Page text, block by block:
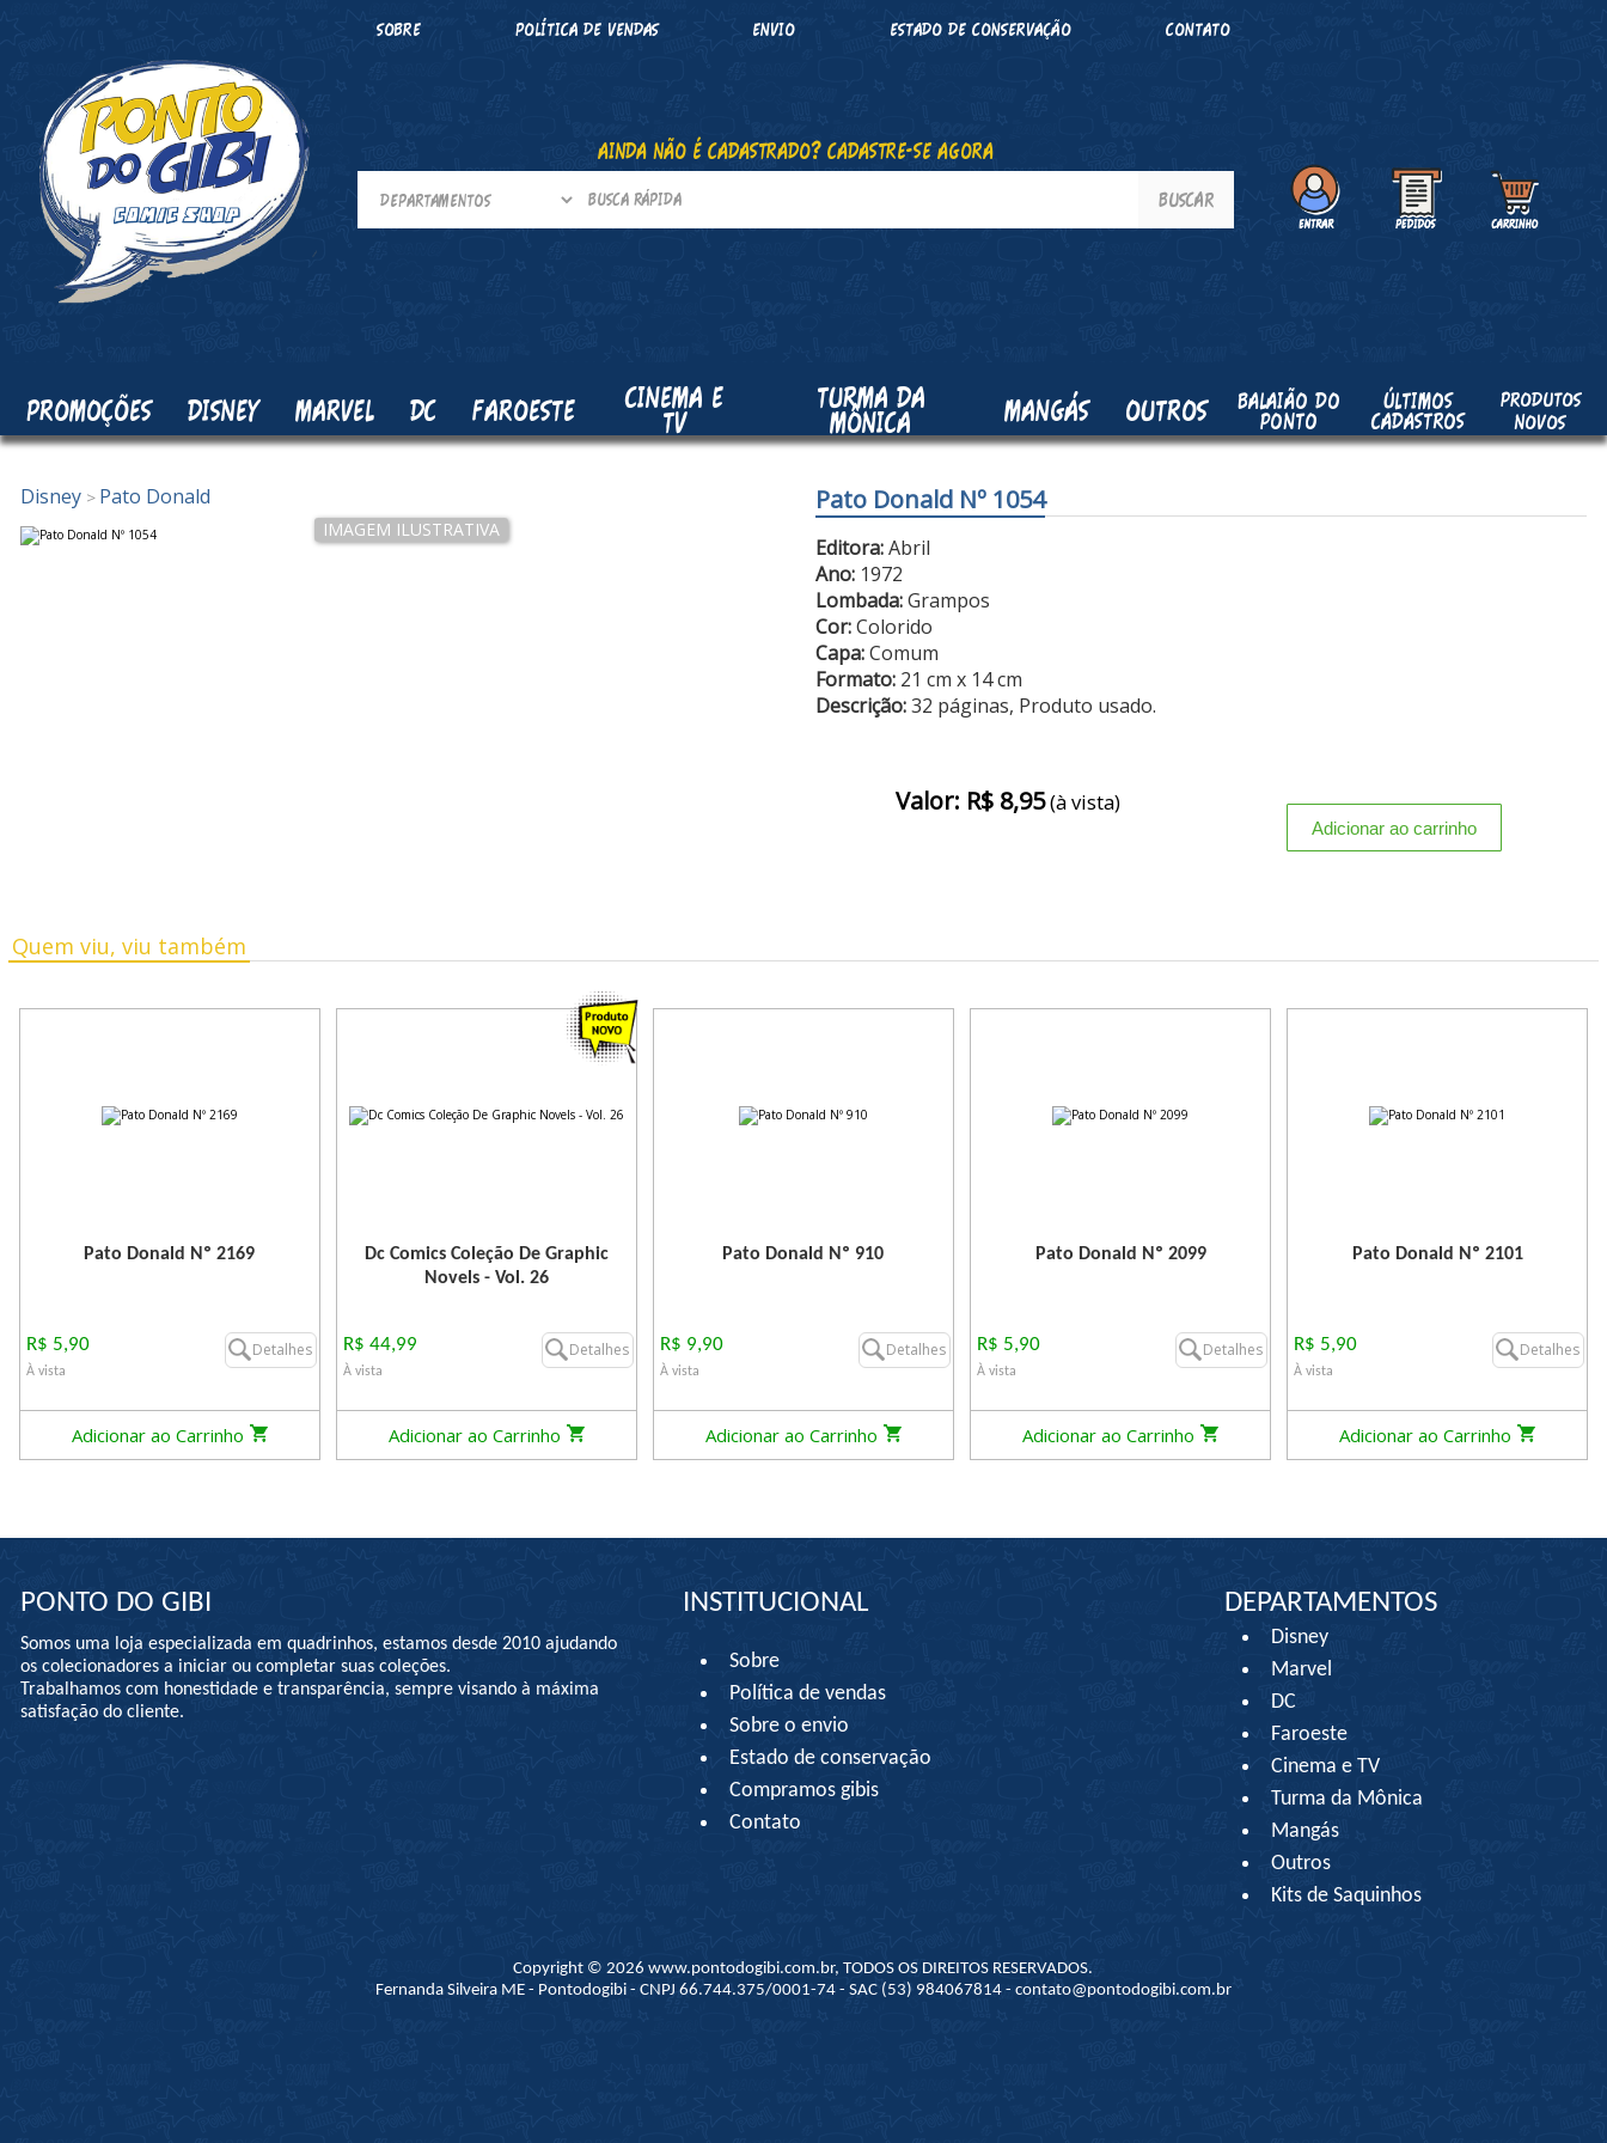
SOBRE POLÍTICA DE VENDAS ENVIO ESTADO DE CONSERVAÇÃO CONTATO
AINDA NÃO É CADASTRADO? CADASTRE-SE AGORA
PROMOÇÕES DISNEY MARVEL DC FAROESTE CINEMA E
TV
TURMA DA
MÔNICA MANGÁS OUTROS BALAIÃO DO
PONTO
ÚLTIMOS
CADASTROS
PRODUTOS
NOVOS
Disney > Pato Donald Pato Donald Nº 1054
Editora:Abril
Ano:1972
Lombada:Grampos
Cor:Colorido
Capa:Comum
Formato:21 cm x 14 cm
Descrição:32 páginas, Produto usado.
Valor: R$ 8,95(à vista)
Quem viu, viu também
Pato Donald Nº 2169
R$ 5,90
À vista
Detalhes
Adicionar ao Carrinho
Dc Comics Coleção De Graphic
Novels - Vol. 26
R$ 44,99
À vista
Detalhes
Adicionar ao Carrinho
Pato Donald Nº 910
R$ 9,90
À vista
Detalhes
Adicionar ao Carrinho
Pato Donald Nº 2099
R$ 5,90
À vista
Detalhes
Adicionar ao Carrinho
Pato Donald Nº 2101
R$ 5,90
À vista
Detalhes
Adicionar ao Carrinho
PONTO DO GIBI
Somos uma loja especializada em quadrinhos, estamos desde 2010 ajudando
os colecionadores a iniciar ou completar suas coleções.
Trabalhamos com honestidade e transparência, sempre visando à máxima
satisfação do cliente.
INSTITUCIONAL
Sobre
Política de vendas
Sobre o envio
Estado de conservação
Compramos gibis
Contato
DEPARTAMENTOS
Disney
Marvel
DC
Faroeste
Cinema e TV
Turma da Mônica
Mangás
Outros
Kits de Saquinhos
Copyright © 2026 www.pontodogibi.com.br, TODOS OS DIREITOS RESERVADOS.
Fernanda Silveira ME - Pontodogibi - CNPJ 66.744.375/0001-74 - SAC (53) 984067814 - contato@pontodogibi.com.br